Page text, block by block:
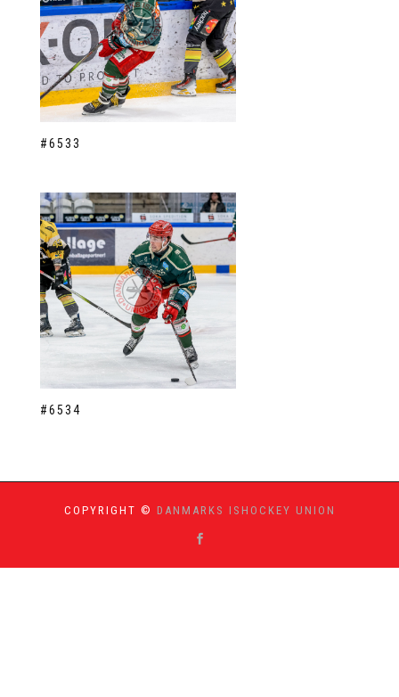
#6533
#6534
COPYRIGHT © DANMARKS ISHOCKEY UNION